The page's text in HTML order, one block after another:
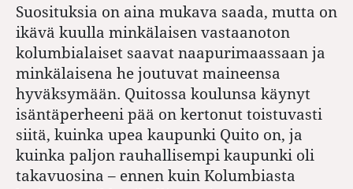
Suosituksia on aina mukava saada, mutta on
ikävä kuulla minkälaisen vastaanoton
kolumbialaiset saavat naapurimaassaan ja
minkälaisena he joutuvat maineensa
hyväksymään. Quitossa koulunsa käynyt
isäntäperheeni pää on kertonut toistuvasti
siitä, kuinka upea kaupunki Quito on, ja
kuinka paljon rauhallisempi kaupunki oli
takavuosina – ennen kuin Kolumbiasta